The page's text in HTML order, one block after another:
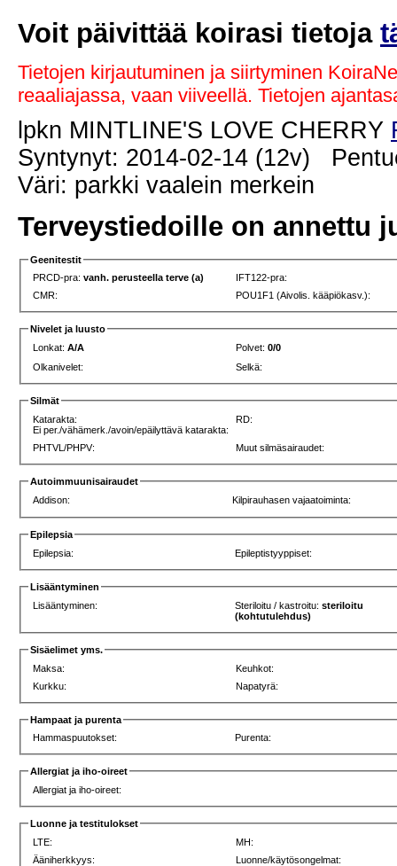
Voit päivittää koirasi tietoja
Tietojen kirjautuminen ja siirtyminen
reaaliajassa, vaan viiveellä. Tietojen
lpkn MINTLINE'S LOVE CHERRY
Syntynyt: 2014-02-14 (12v)
Väri: parkki vaalein merkein
Terveystiedoille on annettu
Geenitestit
PRCD-pra:vanh. perusteella terve (a)
IFT122-pra:
CMR:
POU1F1 (Aivolis. kääpiökasv.):
Nivelet ja luusto
Lonkat:A/A Polvet:0/0
Olkanivelet:
Selkä:
Silmät
Katarakta:
Ei per./vähämerk./avoin/epäilyttävä katarakta:
RD:
PHTVL/PHPV: Muut silmäsairaudet:
Autoimmuunisairaudet
Addison:
Kilpirauhasen vajaatoiminta:
Epilepsia
Epilepsia:
Epileptistyyppiset:
Lisääntyminen
Lisääntyminen:
Steriloitu / kastroitu:steriloitu
(kohtutulehdus)
Sisäelimet yms.
Maksa:
Keuhkot:
Kurkku:
Napatyrä:
Hampaat ja purenta
Hammaspuutokset:
Purenta:
Allergiat ja iho-oireet
Allergiat ja iho-oireet:
Luonne ja testitulokset
LTE:
MH:
Ääniherkkyys:
Luonne/käytösongelmat: